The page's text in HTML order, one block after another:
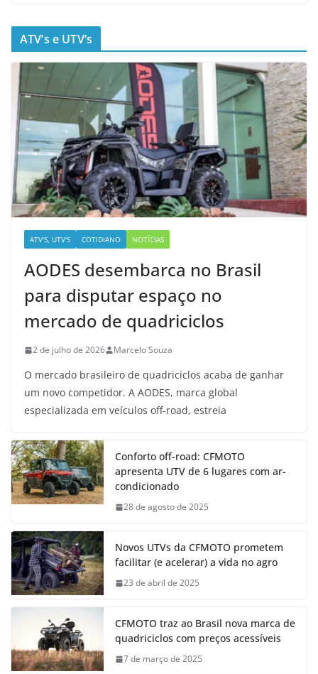
ATV’s e UTV’s
ATV'S, UTV'S COTIDIANO NOTÍCIAS
AODES desembarca no Brasil
para disputar espaço no
mercado de quadriciclos
2 de julho de 2026 Marcelo Souza
O mercado brasileiro de quadriciclos acaba de ganhar
um novo competidor. A AODES, marca global
especializada em veículos off-road, estreia
Conforto off-road: CFMOTO
apresenta UTV de 6 lugares com ar-
condicionado
28 de agosto de 2025
Novos UTVs da CFMOTO prometem
facilitar (e acelerar) a vida no agro
23 de abril de 2025
CFMOTO traz ao Brasil nova marca de
quadriciclos com preços acessíveis
7 de março de 2025